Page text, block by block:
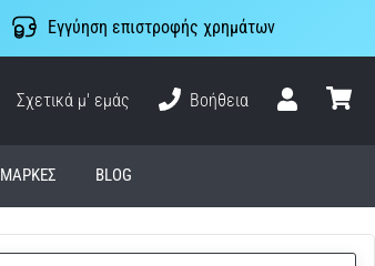
Εγγύηση επιστροφής χρημάτων
Σχετικά μ' εμάς
Βοήθεια
ΜΆΡΚΕΣ BLOG